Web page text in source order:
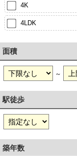
4K
4LDK
面積
～
駅徒歩
築年数